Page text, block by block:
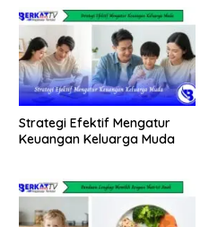
Strategi Efektif Mengatur
Keuangan Keluarga Muda